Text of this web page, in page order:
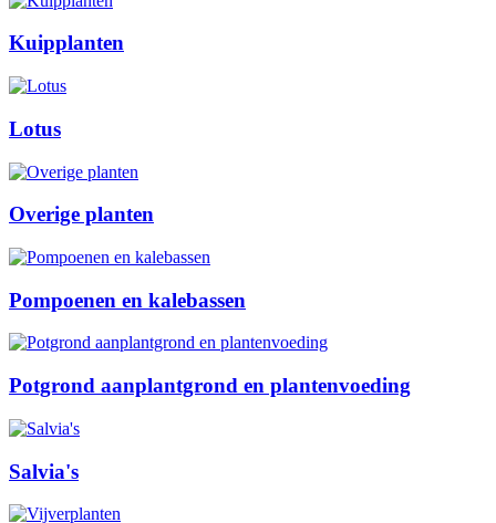
Kuipplanten
Lotus
Overige planten
Pompoenen en kalebassen
Potgrond aanplantgrond en plantenvoeding
Salvia's